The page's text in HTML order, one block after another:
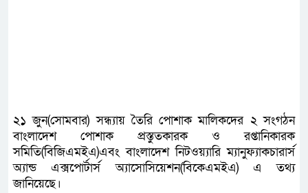
২১ জুন(সোমবার) সন্ধ্যায় তৈরি পোশাক মালিকদের ২ সংগঠন
বাংলাদেশ পোশাক প্রস্তুতকারক ও রপ্তানিকারক
সমিতি(বিজিএমইএ)এবং বাংলাদেশ নিটওয়্যারি ম্যানুফ্যাকচারার্স
অ্যান্ড এক্সপোর্টার্স অ্যাসোসিয়েশন(বিকেএমইএ) এ তথ্য
জানিয়েছে।